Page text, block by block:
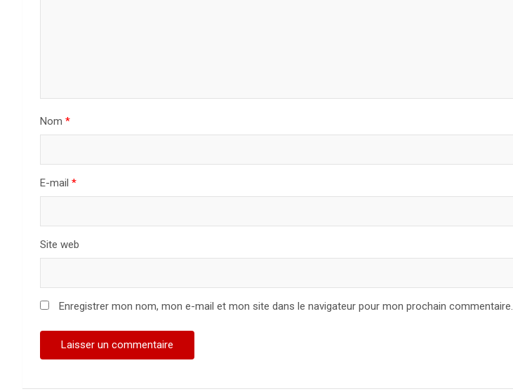
Nom *
E-mail *
Site web
Enregistrer mon nom, mon e-mail et mon site dans le navigateur pour mon prochain commentaire.